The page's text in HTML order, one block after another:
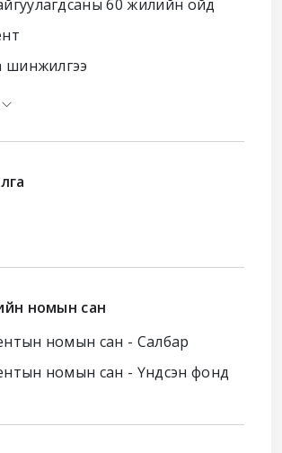
60 жилийн ойд
шинжилгээ
номын сан
номын сан - Салбар
номын сан - Үндсэн фонд